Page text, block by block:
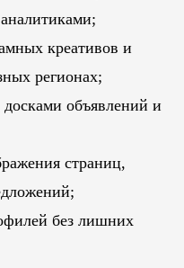
креативов и
регионах;
объявлений и
страниц,
без лишних